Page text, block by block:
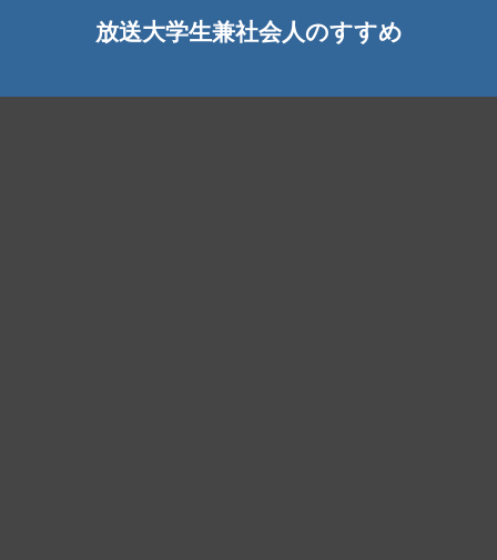
放送大学生兼社会人のすすめ